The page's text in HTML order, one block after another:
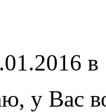
у Вас